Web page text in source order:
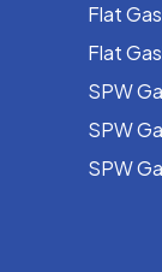
Flat
Flat
SPW
SPW
SPW